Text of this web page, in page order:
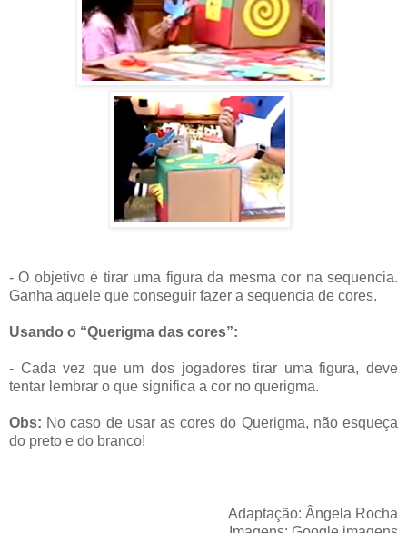
- O objetivo é tirar uma figura da mesma cor na sequencia.
Ganha aquele que conseguir fazer a sequencia de cores.
Usando o “Querigma das cores”:
- Cada vez que um dos jogadores tirar uma figura, deve
tentar lembrar o que significa a cor no querigma.
Obs: No caso de usar as cores do Querigma, não esqueça
do preto e do branco!
Adaptação: Ângela Rocha